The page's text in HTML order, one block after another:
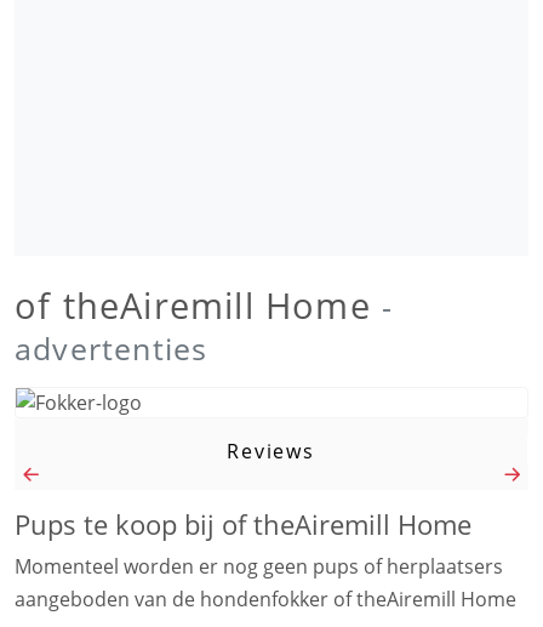
of theAiremill Home -
advertenties
Reviews
Pups te koop bij of theAiremill Home
Momenteel worden er nog geen pups of herplaatsers
aangeboden van de hondenfokker of theAiremill Home